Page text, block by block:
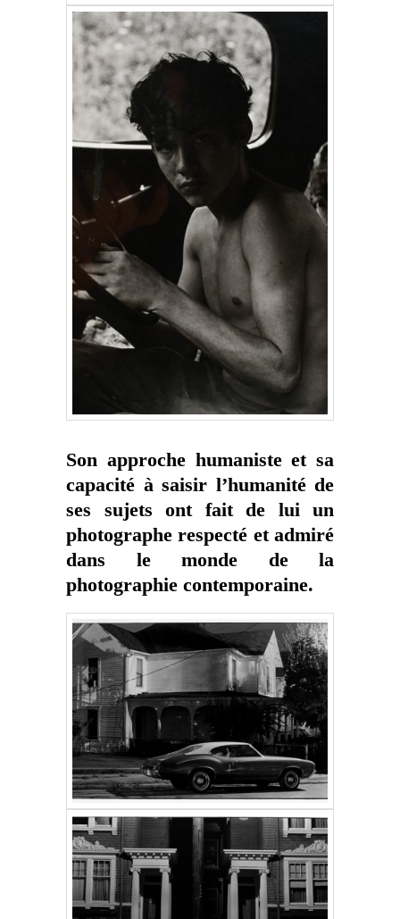
Son approche humaniste et sa
capacité à saisir l’humanité de
ses sujets ont fait de lui un
photographe respecté et admiré
dans le monde de la
photographie contemporaine.